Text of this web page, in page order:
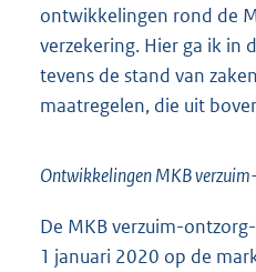
ontwikkelingen rond de
verzekering. Hier ga ik in
tevens de stand van
maatregelen, die uit
Ontwikkelingen MKB
De MKB verzuim-
1 januari 2020 op de